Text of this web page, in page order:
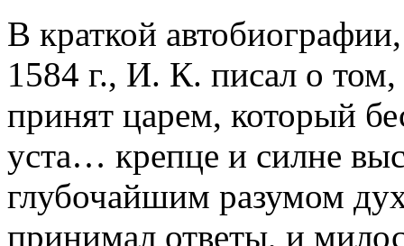
В краткой
1584 г., И. К. писал о
принят царем, который
уста… крепце и силне
глубочайшим разумом
принимал ответы, и